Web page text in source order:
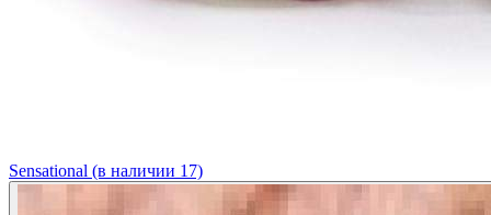
Sensational (в наличии 17)